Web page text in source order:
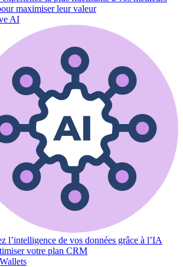
maximiser leur valeur
AI
l’intelligence de vos données grâce à l’IA
votre plan CRM